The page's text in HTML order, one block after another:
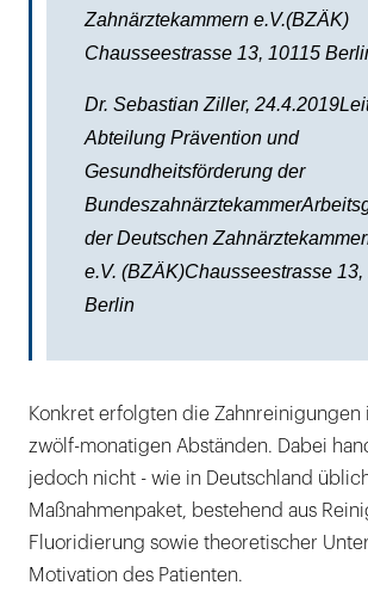
Zahnärztekammern e.V.(BZÄK)
Chausseestrasse 13, 10115
Dr. Sebastian Ziller,
Abteilung Prävention und
Gesundheitsförderung der
der Deutschen
e.V. (BZÄK)Chausseestrasse 13,
Berlin
Konkret erfolgten die Zahnreinigungen
zwölf-monatigen Abständen. Dabei
jedoch nicht - wie in Deutschland
Maßnahmenpaket, bestehend aus
Fluoridierung sowie theoretischer
Motivation des Patienten.